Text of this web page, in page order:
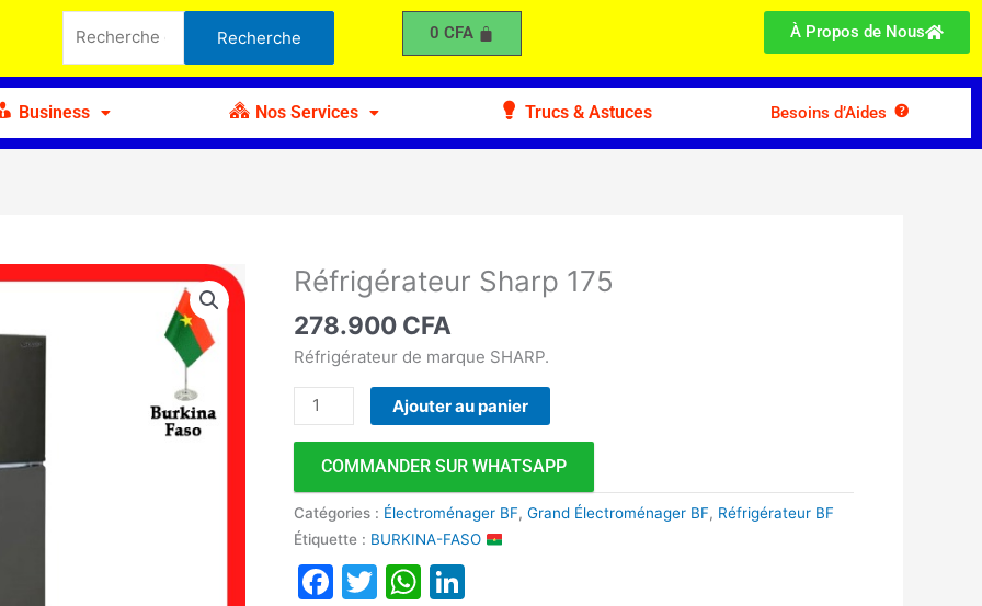
pour :
Recherche 0 CFA À Propos de Nous
Business Nos Services Trucs & Astuces Besoins d’Aides
Réfrigérateur Sharp 175
278.900 CFA
Réfrigérateur de marque SHARP.
quantité
Réfrigérateur
Sharp
Ajouter au panier
COMMANDER SUR WHATSAPP
Catégories : Électroménager BF,Grand Électroménager BF, Réfrigérateur BF
Étiquette : BURKINA-FASO
Facebook
TwitterWhatsApp